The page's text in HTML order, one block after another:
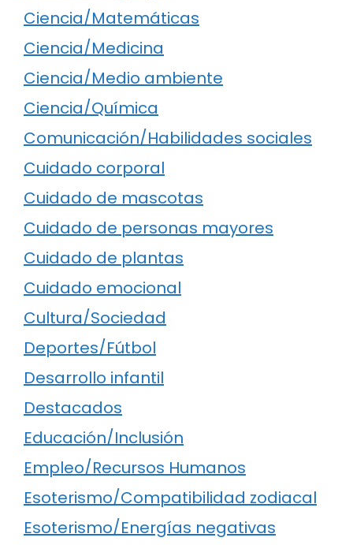
Ciencia/Matemáticas
Ciencia/Medicina
Ciencia/Medio ambiente
Ciencia/Química
Comunicación/Habilidades sociales
Cuidado corporal
Cuidado de mascotas
Cuidado de personas mayores
Cuidado de plantas
Cuidado emocional
Cultura/Sociedad
Deportes/Fútbol
Desarrollo infantil
Destacados
Educación/Inclusión
Empleo/Recursos Humanos
Esoterismo/Compatibilidad zodiacal
Esoterismo/Energías negativas